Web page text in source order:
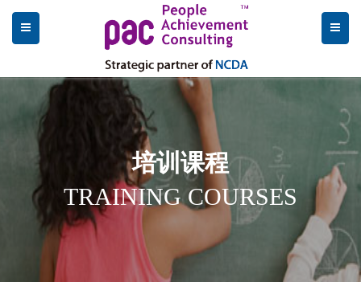
培训课程
TRAINING COURSES